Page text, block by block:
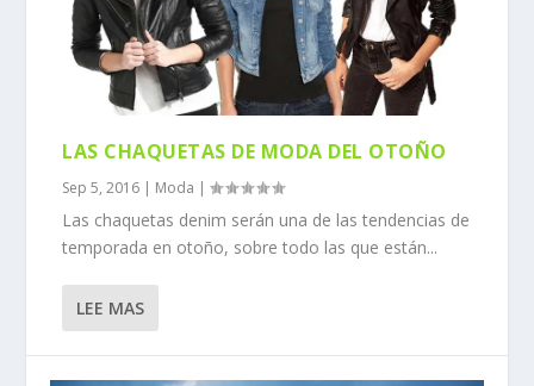
LAS CHAQUETAS DE MODA DEL OTOÑO
Sep 5, 2016 | Moda |
Las chaquetas denim serán una de las tendencias de
temporada en otoño, sobre todo las que están...
LEE MAS